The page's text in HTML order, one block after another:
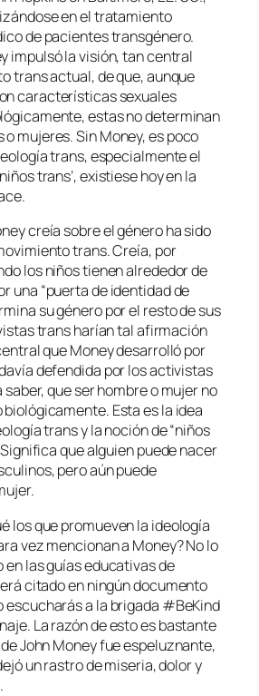
en el tratamiento
de pacientes transgénero.
impulsó la visión, tan central
trans actual, de que, aunque
características sexuales
estas no determinan
o mujeres. Sin Money, es poco
trans, especialmente el
trans’, existiese hoy en la
creía sobre el género ha sido
trans. Creía, por
los niños tienen alrededor de
una “puerta de identidad de
su género por el resto de sus
trans harían tal afirmación
que Money desarrolló por
defendida por los activistas
saber, que ser hombre o mujer no
Esta es la idea
trans y la noción de “niños
que alguien puede nacer
pero aún puede
los que promueven la ideología
vez mencionan a Money? No lo
las guías educativas de
citado en ningún documento
escucharás a la brigada #BeKind
La razón de esto es bastante
John Money fue espeluznante,
un rastro de miseria, dolor y